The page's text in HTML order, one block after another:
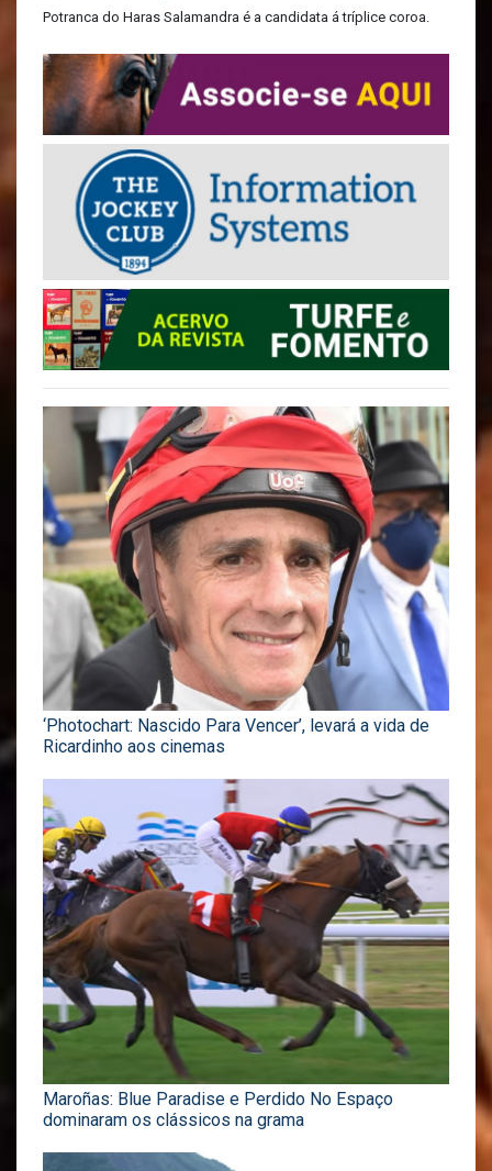
Potranca do Haras Salamandra é a candidata á tríplice coroa.
‘Photochart: Nascido Para Vencer’, levará a vida de
Ricardinho aos cinemas
Maroñas: Blue Paradise e Perdido No Espaço
dominaram os clássicos na grama